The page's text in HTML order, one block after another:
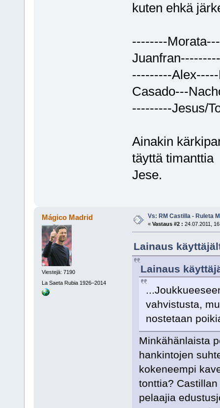
kuten ehkä
--------
---------
Casado---
---------Jesus/
Ainakin
täyttä timanttia
Jese.
Mágico Madrid
Viestejä: 7190
La Saeta Rubia 1926–2014
Vs: RM Castilla - Ruleta
« Vastaus #2 : 24.07.2011,
Lainaus
Lainaus
vahvistusta,
nostetaan
Minkähänlaista
hankintojen
kokeneempi
tonttia?
pelaajia